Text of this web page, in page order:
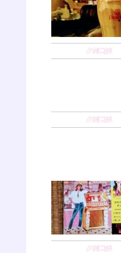
夕刻日誌
夕刻日誌
夕刻日誌